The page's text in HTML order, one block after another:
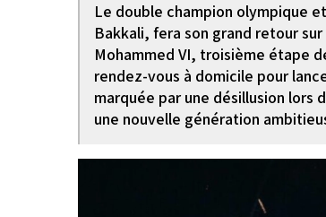
Le double champion olympique
Bakkali, fera son grand retour
Mohammed VI, troisième étape
rendez-vous à domicile pour
marquée par une désillusion lors
une nouvelle génération